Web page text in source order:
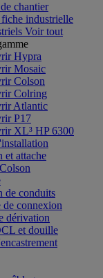
chantier
fiche industrielle
Voir tout
Hypra
Mosaic
Colson
Colring
Atlantic
P17
XL³ HP 6300
et attache
de conduits
connexion
dérivation
et douille